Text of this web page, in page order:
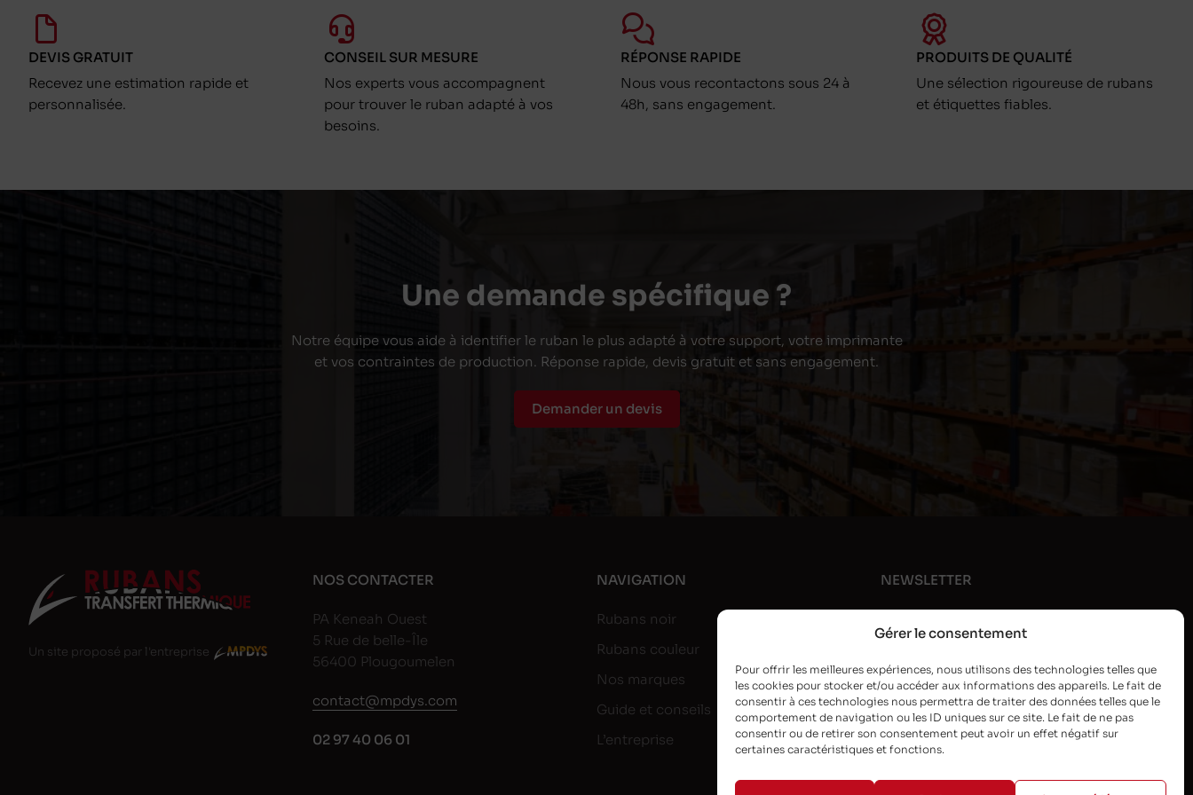
Gérer le consentement
Pour offrir les meilleures expériences, nous utilisons des technologies telles que
les cookies pour stocker et/ou accéder aux informations des appareils. Le fait de
consentir à ces technologies nous permettra de traiter des données telles que le
comportement de navigation ou les ID uniques sur ce site. Le fait de ne pas
consentir ou de retirer son consentement peut avoir un effet négatif sur
certaines caractéristiques et fonctions.
DEVIS GRATUIT
Recevez une estimation rapide et
personnalisée.
CONSEIL SUR MESURE
Nos experts vous accompagnent
pour trouver le ruban adapté à vos
besoins.
RÉPONSE RAPIDE
Nous vous recontactons sous 24 à
48h, sans engagement.
PRODUITS DE QUALITÉ
Une sélection rigoureuse de rubans
et étiquettes fiables.
Une demande spécifique ?
Notre équipe vous aide à identifier le ruban le plus adapté à votre support, votre imprimante
et vos contraintes de production. Réponse rapide, devis gratuit et sans engagement.
Demander un devis
Un site proposé par l'entreprise
NOS CONTACTER
PA Keneah Ouest
5 Rue de belle-Île
56400 Plougoumelen
contact@mpdys.com
02 97 40 06 01
NAVIGATION
Rubans noir
Rubans couleur
Nos marques
Guide et conseils
L’entreprise
NEWSLETTER